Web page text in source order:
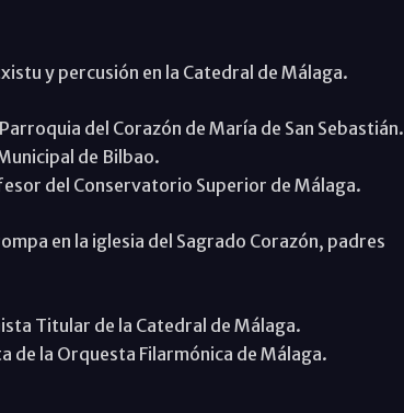
y percusión en la Catedral de Málaga.
del Corazón de María de San Sebastián.
de Bilbao.
del Conservatorio Superior de Málaga.
en la iglesia del Sagrado Corazón, padres
Titular de la Catedral de Málaga.
de la Orquesta Filarmónica de Málaga.